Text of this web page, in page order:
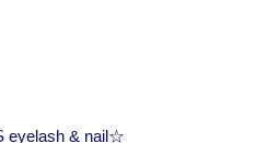
eyelash & nail☆